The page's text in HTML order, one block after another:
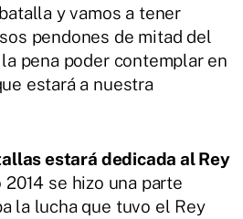
y vamos a tener
pendones de mitad del
pena poder contemplar en
estará a nuestra
estará dedicada al Rey
2014 se hizo una parte
la lucha que tuvo el Rey